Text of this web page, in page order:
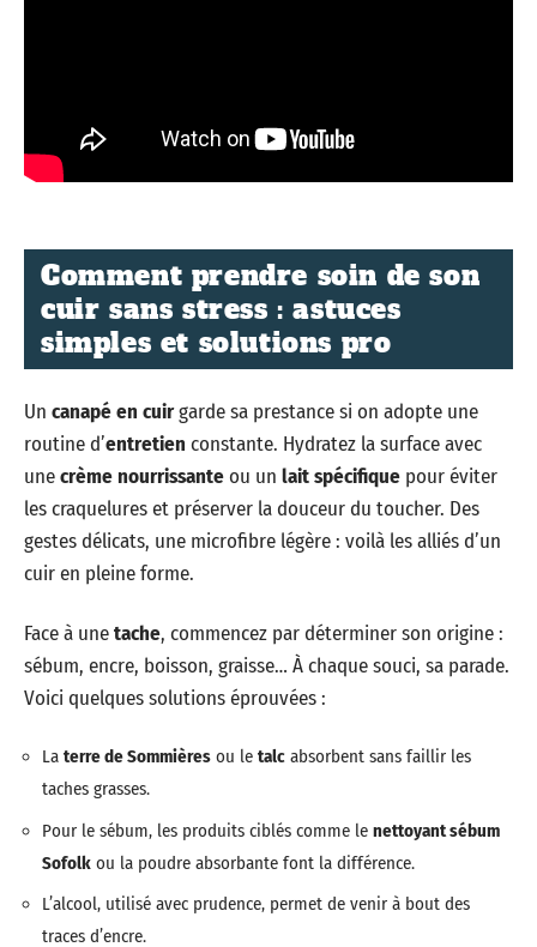
Comment prendre soin de son
cuir sans stress : astuces
simples et solutions pro
Un canapé en cuirgarde sa prestance si on adopte une
routine d’entretien constante. Hydratez la surface avec
unecrème nourrissanteou un lait spécifique pour éviter
les craquelures et préserver la douceur du toucher. Des
gestes délicats, une microfibre légère : voilà les alliés d’un
cuir en pleine forme.
Face à unetache, commencez par déterminer son origine :
sébum, encre, boisson, graisse… À chaque souci, sa parade.
Voici quelques solutions éprouvées :
La terre de Sommières ou le talc absorbent sans faillir les
taches grasses.
Pour le sébum, les produits ciblés comme le nettoyant sébum
Sofolk ou la poudre absorbante font la différence.
L’alcool, utilisé avec prudence, permet de venir à bout des
traces d’encre.